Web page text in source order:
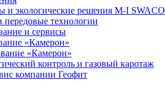
и экологические решения M-I SWACO
передовые технологии
и сервисы
«Камерон»
«Камерон»
контроль и газовый каротаж
компании Геофит